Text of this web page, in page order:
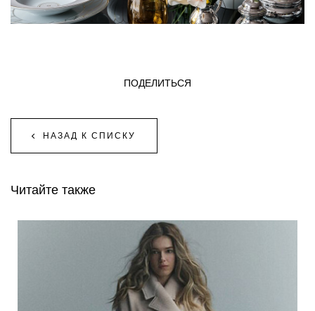
НАЗАД К СПИСКУ
ПОДЕЛИТЬСЯ
Читайте также